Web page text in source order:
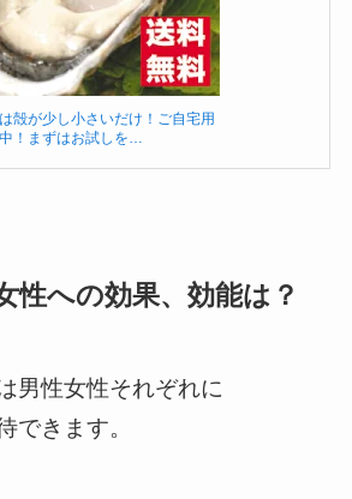
殻が少し小さいだけ！ご自宅用
！まずはお試しを…
性への効果、効能は？
男性女性それぞれに
できます。